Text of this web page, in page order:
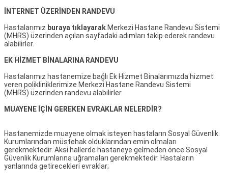
İNTERNET ÜZERİNDEN RANDEVU
Hastalarımız buraya tıklayarak Merkezi Hastane Randevu Sistemi
(MHRS) üzerinden açılan sayfadaki adımları takip ederek randevu
alabilirler.
EK HİZMET BİNALARINA RANDEVU
Hastalarımız hastanemize bağlı Ek Hizmet Binalarımızda hizmet
veren polikliniklerimize Merkezi Hastane Randevu Sistemi
(MHRS) üzerinden randevu alabilirler.
MUAYENE İÇİN GEREKEN EVRAKLAR NELERDİR?
Hastanemizde muayene olmak isteyen hastaların Sosyal Güvenlik
Kurumlarından müstehak olduklarından emin olmaları
gerekmektedir. Aksi hallerde hastaneye gelmeden önce Sosyal
Güvenlik Kurumlarına uğramaları gerekmektedir. Hastaların
yanlarında getirecekleri evraklar;